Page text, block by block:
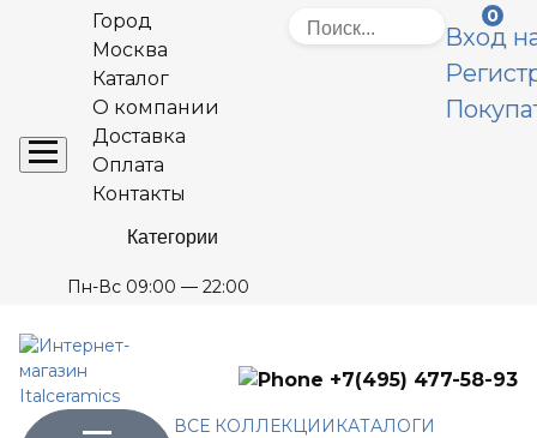
Город
Москва
Каталог
О компании
Доставка
Оплата
Контакты
Категории
Пн-Вс 09:00 — 22:00
Вход
0
ВСЕ КОЛЛЕКЦИИ КАТАЛОГИ
+7(495) 477-58-93